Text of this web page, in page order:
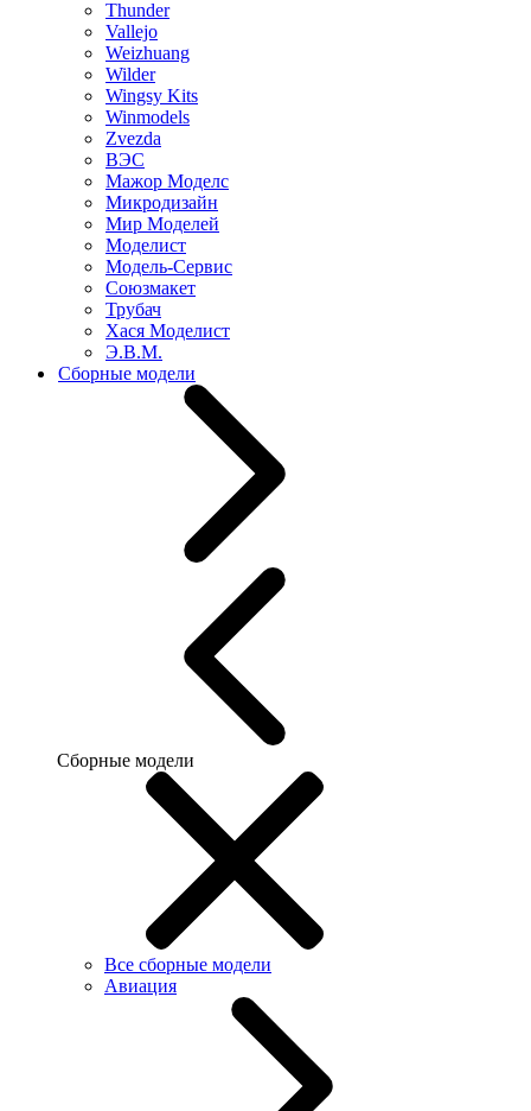
Thunder
Vallejo
Weizhuang
Wilder
Wingsy Kits
Winmodels
Zvezda
ВЭС
Мажор Моделс
Микродизайн
Мир Моделей
Моделист
Модель-Сервис
Союзмакет
Трубач
Хася Моделист
Э.В.М.
Сборные модели
Сборные модели
Все сборные модели
Авиация